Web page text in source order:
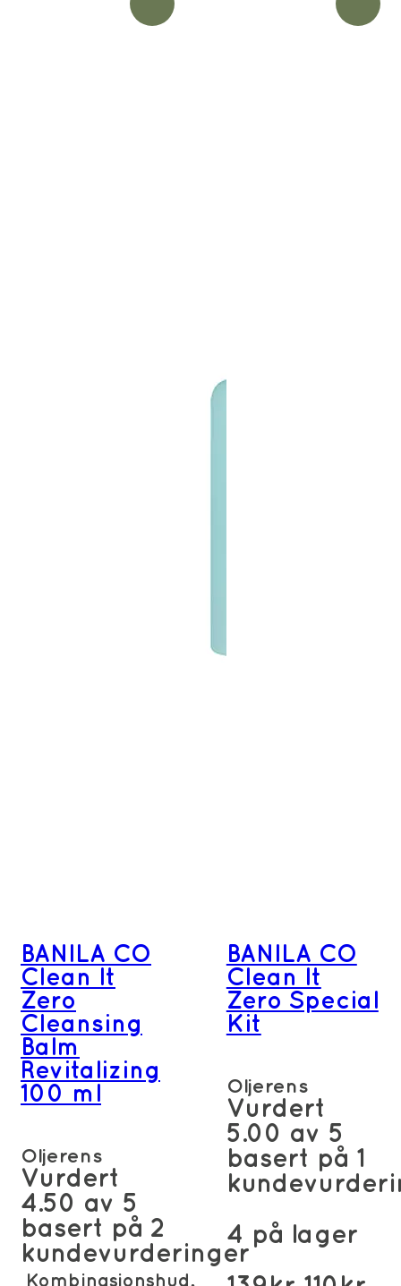
BANILA CO
Clean It
Zero
Cleansing
Balm
Revitalizing
100 ml
Oljerens
Vurdert
4.50 av 5
basert på 2
kundevurderinger
Kombinasjonshud,
BANILA CO
Clean It
Zero Special
Kit
Oljerens
Vurdert
5.00 av 5
basert på 1
4 på lager